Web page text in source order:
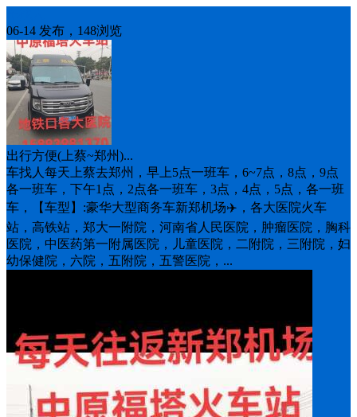
06-14 发布，148浏览
出行方便(上蔡~郑州)...
车找人每天上蔡去郑州，早上5点一班车，6~7点，8点，9点
各一班车，下午1点，2点各一班车，3点，4点，5点，各一班
车，【车型】:豪华大型商务车新郑机场✈️，各大医院火车
站，高铁站，郑大一附院，河南省人民医院，肿瘤医院，胸科
医院，中医药第一附属医院，儿童医院，二附院，三附院，妇
幼保健院，六院，五附院，五警医院，...